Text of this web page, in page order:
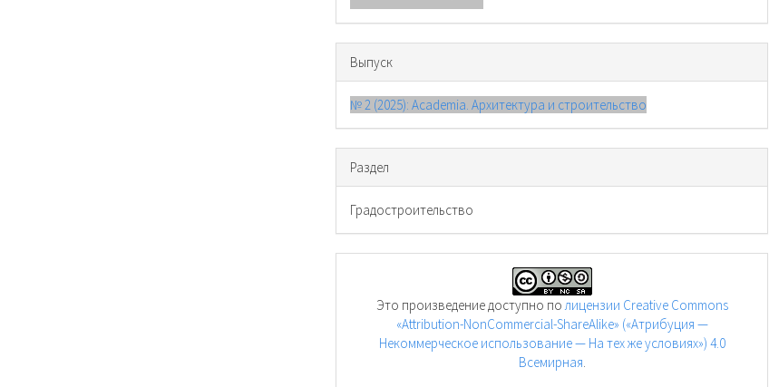
Выпуск
№ 2 (2025): Academia. Архитектура и строительство
Раздел
Градостроительство
Это произведение доступно полицензии Creative Commons
«Attribution-NonCommercial-ShareAlike» («Атрибуция —
Некоммерческое использование — На тех же условиях») 4.0
Всемирная.